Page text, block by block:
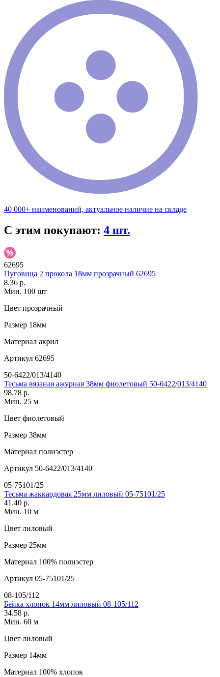
40 000+ наименований, актуальное наличие на складе
С этим покупают: 4 шт.
62695
Пуговица 2 прокола 18мм прозрачный 62695
8.36 р.
Мин. 100 шт
Цвет прозрачный
Размер 18мм
Материал акрил
Артикул 62695
50-6422/013/4140
Тесьма вязаная ажурная 38мм фиолетовый 50-6422/013/4140
98.78 р.
Мин. 25 м
Цвет фиолетовый
Размер 38мм
Материал полиэстер
Артикул 50-6422/013/4140
05-75101/25
Тесьма жаккардовая 25мм лиловый 05-75101/25
41.40 р.
Мин. 10 м
Цвет лиловый
Размер 25мм
Материал 100% полиэстер
Артикул 05-75101/25
08-105/112
Бейка хлопок 14мм лиловый 08-105/112
34.58 р.
Мин. 60 м
Цвет лиловый
Размер 14мм
Материал 100% хлопок